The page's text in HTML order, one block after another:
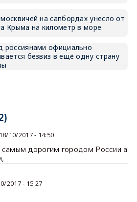
на сапбордах унесло от
Крыма на километр в море
россиянами официально
безвиз в ещё одну страну
10/2017 - 14:50
самым дорогим городом России а
2017 - 15:27